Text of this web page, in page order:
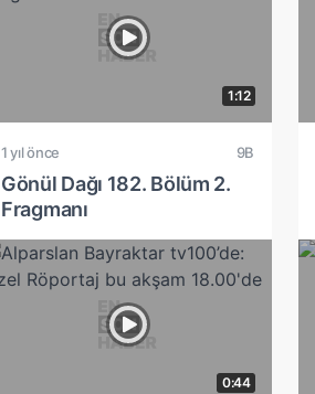
1:12
1 yıl önce 9B
Gönül Dağı 182. Bölüm 2.
Fragmanı
0:44